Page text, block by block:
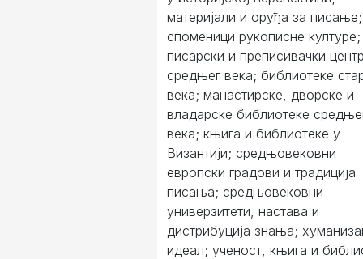
материјали и оруђа за писање;
споменици рукописне културе;
писарски и преписивачки
средњег века; библиотеке
века; манастирске, дворске и
владарске библиотеке
века; књига и библиотеке у
Византији; средњовековни
европски градови и традиција
писања; средњовековни
универзитети, настава и
дистрибуција знања;
идеал; ученост, књига и